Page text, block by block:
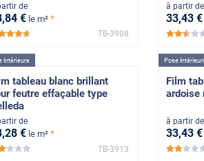
de
,84 € le m² *
*****
TB-3908
à partir de
33,43 €
Intérieure
tableau blanc brillant
feutre effaçable type
de
,28 € le m² *
*****
TB-3913
Pose
Film
ardoise
à partir de
33,43 €
*****